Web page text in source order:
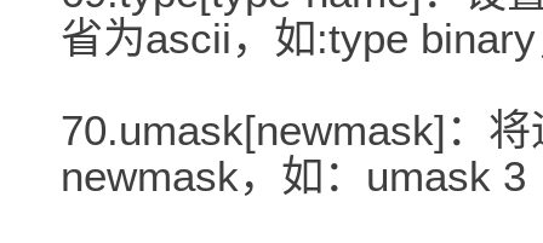
省为ascii，如:type
70.umask[newmask]：
newmask，如：umask 3